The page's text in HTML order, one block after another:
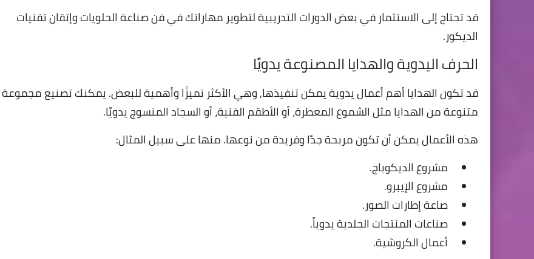
قد تحتاج إلى الاستثمار في بعض الدورات التدريبية لتطوير مهاراتك في فن صناعة الحلويات وإتقان تقنيات
الديكور.
الحرف اليدوية والهدايا المصنوعة يدويًا
قد تكون الهدايا أهم أعمال يدوية يمكن تنفيذها, وهي الأكثر تميزًا وأهمية للبعض. يمكنك تصنيع مجموعة
متنوعة من الهدايا مثل الشموع المعطرة، أو الأطقم الفنية، أو السجاد المنسوج يدويًا.
هذه الأعمال يمكن أن تكون مربحة جدًا وفريدة من نوعها. منها على سبيل المثال:
مشروع الديكوباج.
مشروع الإيبرو.
صاعة إطارات الصور.
صناعات المنتجات الجلدية يدوياً.
أعمال الكروشية.